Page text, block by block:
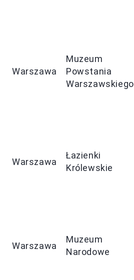
Warszawa
Muzeum
Powstania
Warszawskiego
Warszawa
Łazienki
Królewskie
Warszawa
Muzeum
Narodowe